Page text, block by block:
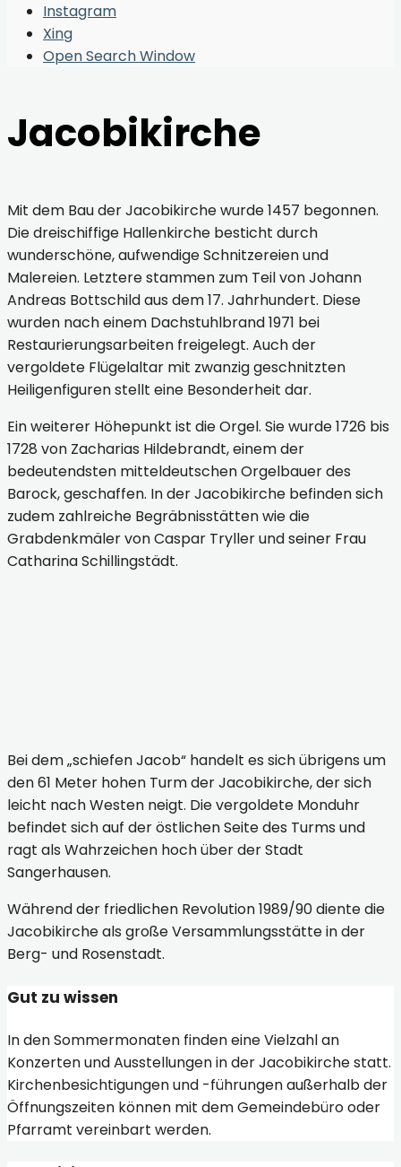
Instagram
Xing
Open Search Window
Jacobikirche
Mit dem Bau der Jacobikirche wurde 1457 begonnen.
Die dreischiffige Hallenkirche besticht durch
wunderschöne, aufwendige Schnitzereien und
Malereien. Letztere stammen zum Teil von Johann
Andreas Bottschild aus dem 17. Jahrhundert. Diese
wurden nach einem Dachstuhlbrand 1971 bei
Restaurierungsarbeiten freigelegt. Auch der
vergoldete Flügelaltar mit zwanzig geschnitzten
Heiligenfiguren stellt eine Besonderheit dar.
Ein weiterer Höhepunkt ist die Orgel. Sie wurde 1726 bis
1728 von Zacharias Hildebrandt, einem der
bedeutendsten mitteldeutschen Orgelbauer des
Barock, geschaffen. In der Jacobikirche befinden sich
zudem zahlreiche Begräbnisstätten wie die
Grabdenkmäler von Caspar Tryller und seiner Frau
Catharina Schillingstädt.
Bei dem „schiefen Jacob“ handelt es sich übrigens um
den 61 Meter hohen Turm der Jacobikirche, der sich
leicht nach Westen neigt. Die vergoldete Monduhr
befindet sich auf der östlichen Seite des Turms und
ragt als Wahrzeichen hoch über der Stadt
Sangerhausen.
Während der friedlichen Revolution 1989/90 diente die
Jacobikirche als große Versammlungsstätte in der
Berg- und Rosenstadt.
Gut zu wissen
In den Sommermonaten finden eine Vielzahl an
Konzerten und Ausstellungen in der Jacobikirche statt.
Kirchenbesichtigungen und -führungen außerhalb der
Öffnungszeiten können mit dem Gemeindebüro oder
Pfarramt vereinbart werden.